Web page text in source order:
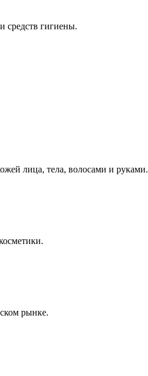
средств гигиены.
лица, тела, волосами и руками.
рынке.